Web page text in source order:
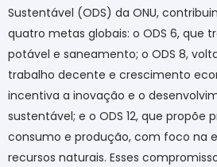
Sustentável (ODS) da ONU,
quatro metas globais: o ODS 6, que
potável e saneamento; o ODS 8,
trabalho decente e crescimento
incentiva a inovação e o
sustentável; e o ODS 12, que propõe
consumo e produção, com foco na
recursos naturais. Esses